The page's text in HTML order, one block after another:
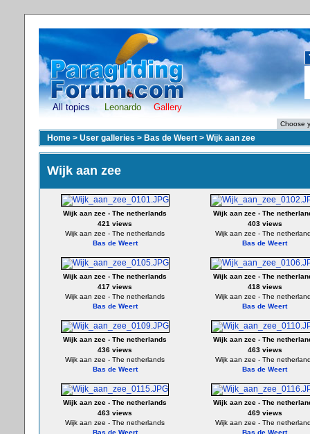
All topics Leonardo Gallery
Home > User galleries > Bas de Weert > Wijk aan zee
Wijk aan zee
Wijk aan zee - The netherlands
421 views
Wijk aan zee - The netherlands
Bas de Weert
Wijk aan zee - The
403 views
Wijk aan zee - The
Bas de Weert
Wijk aan zee - The netherlands
417 views
Wijk aan zee - The netherlands
Bas de Weert
Wijk aan zee - The
418 views
Wijk aan zee - The
Bas de Weert
Wijk aan zee - The netherlands
436 views
Wijk aan zee - The netherlands
Bas de Weert
Wijk aan zee - The
463 views
Wijk aan zee - The
Bas de Weert
Wijk aan zee - The netherlands
463 views
Wijk aan zee - The netherlands
Bas de Weert
Wijk aan zee - The
469 views
Wijk aan zee - The
Bas de Weert